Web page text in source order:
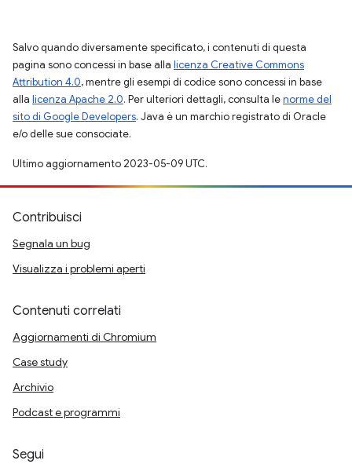
Salvo quando diversamente specificato, i contenuti di questa
pagina sono concessi in base alla licenza Creative Commons
Attribution 4.0, mentre gli esempi di codice sono concessi in base
alla licenza Apache 2.0. Per ulteriori dettagli, consulta lenorme del
sito di Google Developers. Java è un marchio registrato di Oracle
e/o delle sue consociate.
Ultimo aggiornamento 2023-05-09 UTC.
Contribuisci
Segnala un bug
Visualizza i problemi aperti
Contenuti correlati
Aggiornamenti di Chromium
Case study
Archivio
Podcast e programmi
Segui